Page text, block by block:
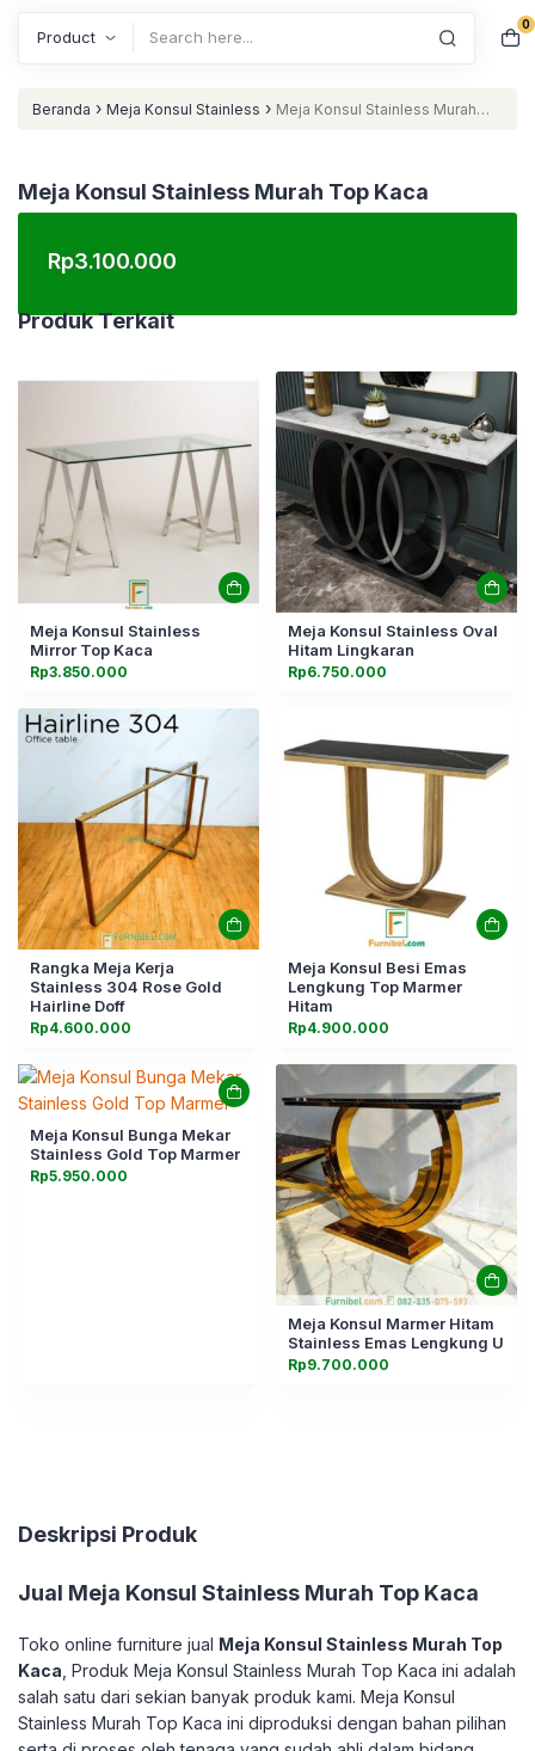
0
Beranda › Meja Konsul Stainless › Meja Konsul Stainless Murah
Meja Konsul Stainless Murah Top Kaca
Rp3.100.000
Produk Terkait
Meja Konsul Stainless
Mirror Top Kaca
Rp3.850.000
Meja Konsul Stainless Oval
Hitam Lingkaran
Rp6.750.000
Rangka Meja Kerja
Stainless 304 Rose Gold
Hairline Doff
Rp4.600.000
Meja Konsul Besi Emas
Lengkung Top Marmer
Hitam
Rp4.900.000
Meja Konsul Bunga Mekar
Stainless Gold Top Marmer
Rp5.950.000
Meja Konsul Marmer Hitam
Stainless Emas Lengkung U
Rp9.700.000
Deskripsi Produk
Jual Meja Konsul Stainless Murah Top Kaca
Toko online furniture jual Meja Konsul Stainless Murah Top
Kaca , Produk Meja Konsul Stainless Murah Top Kaca ini adalah
salah satu dari sekian banyak produk kami. Meja Konsul
Stainless Murah Top Kaca ini diproduksi dengan bahan pilihan